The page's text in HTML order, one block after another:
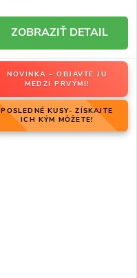
DETAIL
NOVINKA – OBJAVTE JU
MEDZI PRVÝMI!
POSLEDNÉ KUSY- ZÍSKAJTE
ICH KÝM MÔŽETE!